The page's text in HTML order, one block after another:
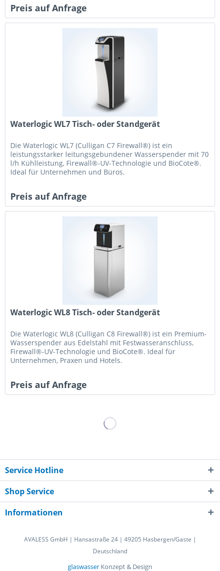
Preis auf Anfrage
Waterlogic WL7 Tisch- oder Standgerät
Die Waterlogic WL7 (Culligan C7 Firewall®) ist ein
leistungsstarker leitungsgebundener Wasserspender mit 70
l/h Kühlleistung, Firewall®-UV-Technologie und BioCote®.
Ideal für Unternehmen und Büros.
Preis auf Anfrage
Waterlogic WL8 Tisch- oder Standgerät
Die Waterlogic WL8 (Culligan C8 Firewall®) ist ein Premium-
Wasserspender aus Edelstahl mit Festwasseranschluss,
Firewall®-UV-Technologie und BioCote®. Ideal für
Unternehmen, Praxen und Hotels.
Preis auf Anfrage
Service Hotline
Shop Service
Informationen
AVALESS GmbH | Hansastraße 24 | 49205 Hasbergen/Gaste |
Deutschland
glaswasser Konzept & Design